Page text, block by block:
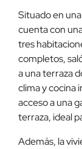
Situado en
cuenta con
tres
completos,
a una terraza
clima y cocina
acceso a una
terraza, ideal
Además, la